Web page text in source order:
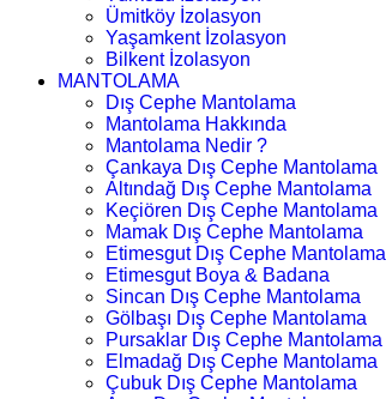
Ümitköy İzolasyon
Yaşamkent İzolasyon
Bilkent İzolasyon
MANTOLAMA
Dış Cephe Mantolama
Mantolama Hakkında
Mantolama Nedir ?
Çankaya Dış Cephe Mantolama
Altındağ Dış Cephe Mantolama
Keçiören Dış Cephe Mantolama
Mamak Dış Cephe Mantolama
Etimesgut Dış Cephe Mantolama
Etimesgut Boya & Badana
Sincan Dış Cephe Mantolama
Gölbaşı Dış Cephe Mantolama
Pursaklar Dış Cephe Mantolama
Elmadağ Dış Cephe Mantolama
Çubuk Dış Cephe Mantolama